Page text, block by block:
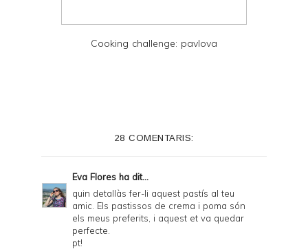
Cooking challenge: pavlova
28 COMENTARIS:
Eva Flores ha dit...
quin detallàs fer-li aquest pastís al teu
amic. Els pastissos de crema i poma són
els meus preferits, i aquest et va quedar
perfecte.
pt!